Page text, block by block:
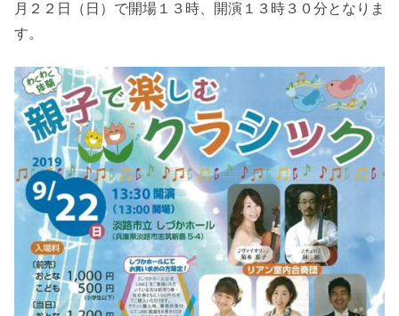
月２２日（日）で開場１３時、開演１３時３０分となりま
す。